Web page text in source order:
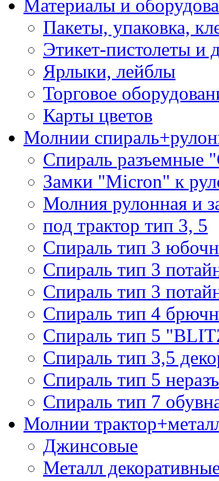
Материалы и
Пакеты, упаковка,
Этикет-пистолеты и
Ярлыки, лейблы
Торговое
Карты цветов
Молнии
Спираль разъемные
Замки "Micron" к
Молния рулонная и
под трактор тип 3, 5
Спираль тип 3
Спираль тип 3
Спираль тип 3
Спираль тип 4
Спираль тип 5
Спираль тип 3,5
Спираль тип 5
Спираль тип 7
Молнии
Джинсовые
Металл